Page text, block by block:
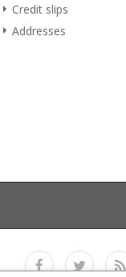
Credit slips
Addresses